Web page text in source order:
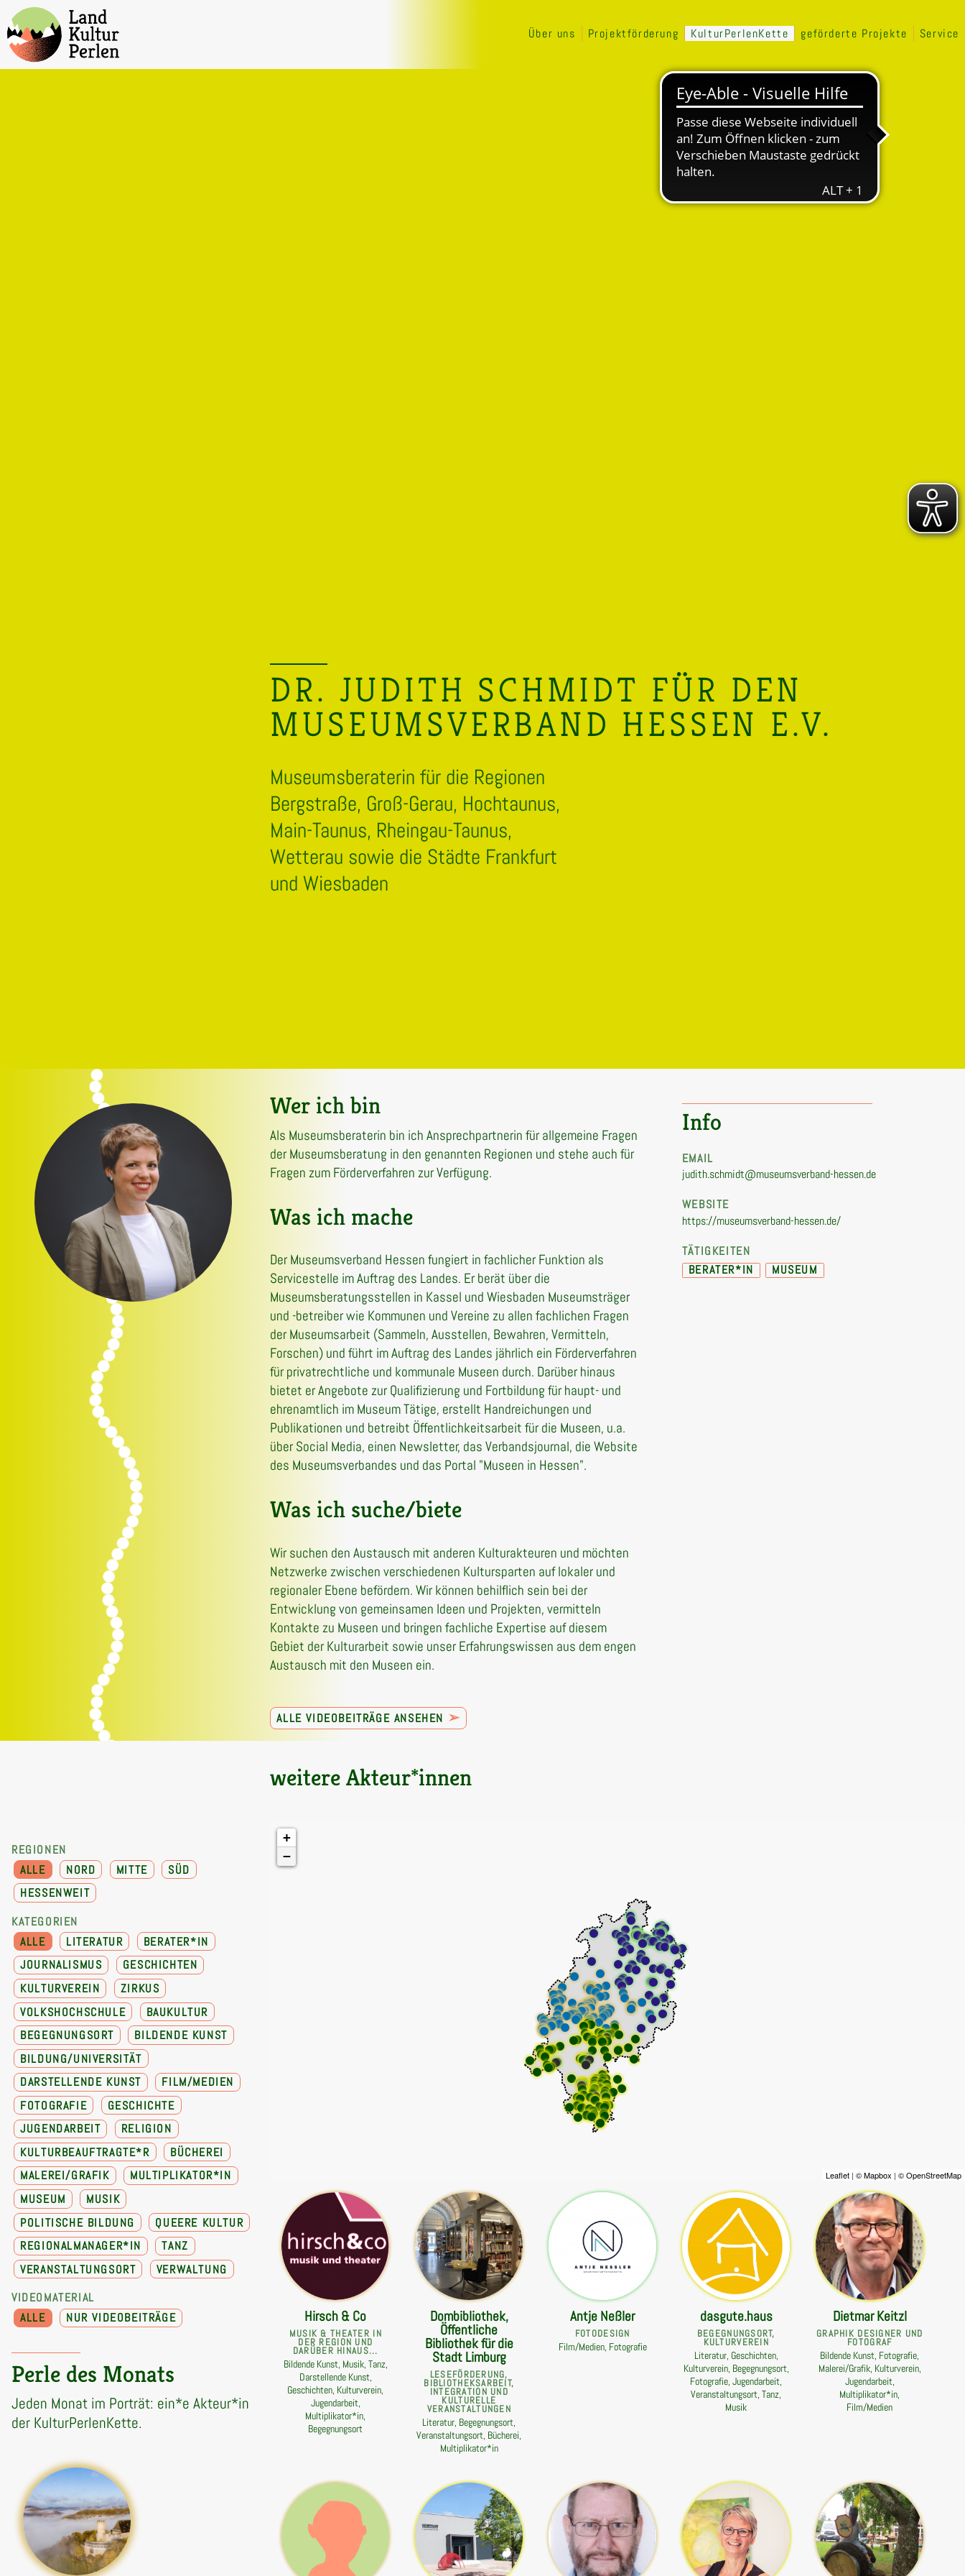
Über uns Projektförderung KulturPerlenKette geförderte Projekte Service
DR. JUDITH SCHMIDT FÜR DEN
MUSEUMSVERBAND HESSEN E.V.
Museumsberaterin für die Regionen
Bergstraße, Groß-Gerau, Hochtaunus,
Main-Taunus, Rheingau-Taunus,
Wetterau sowie die Städte Frankfurt
und Wiesbaden
Wer ich bin
Als Museumsberaterin bin ich Ansprechpartnerin für allgemeine Fragen
der Museumsberatung in den genannten Regionen und stehe auch für
Fragen zum Förderverfahren zur Verfügung.
Was ich mache
Der Museumsverband Hessen fungiert in fachlicher Funktion als
Servicestelle im Auftrag des Landes. Er berät über die
Museumsberatungsstellen in Kassel und Wiesbaden Museumsträger
und -betreiber wie Kommunen und Vereine zu allen fachlichen Fragen
der Museumsarbeit (Sammeln, Ausstellen, Bewahren, Vermitteln,
Forschen) und führt im Auftrag des Landes jährlich ein Förderverfahren
für privatrechtliche und kommunale Museen durch. Darüber hinaus
bietet er Angebote zur Qualifizierung und Fortbildung für haupt- und
ehrenamtlich im Museum Tätige, erstellt Handreichungen und
Publikationen und betreibt Öffentlichkeitsarbeit für die Museen, u.a.
über Social Media, einen Newsletter, das Verbandsjournal, die Website
des Museumsverbandes und das Portal "Museen in Hessen".
Was ich suche/biete
Wir suchen den Austausch mit anderen Kulturakteuren und möchten
Netzwerke zwischen verschiedenen Kultursparten auf lokaler und
regionaler Ebene befördern. Wir können behilflich sein bei der
Entwicklung von gemeinsamen Ideen und Projekten, vermitteln
Kontakte zu Museen und bringen fachliche Expertise auf diesem
Gebiet der Kulturarbeit sowie unser Erfahrungswissen aus dem engen
Austausch mit den Museen ein.
ALLE VIDEOBEITRÄGE ANSEHEN ➢
Info
EMAIL
judith.schmidt@museumsverband-hessen.de
WEBSITE
https://museumsverband-hessen.de/
TÄTIGKEITEN
BERATER*IN
MUSEUM
weitere Akteur*innen
REGIONEN
ALLE
NORD MITTE
SÜD
HESSENWEIT
KATEGORIEN
ALLE
LITERATUR
BERATER*IN
JOURNALISMUS
GESCHICHTEN
KULTURVEREIN
ZIRKUS
VOLKSHOCHSCHULE
BAUKULTUR
BEGEGNUNGSORT
BILDENDE KUNST
BILDUNG/UNIVERSITÄT
DARSTELLENDE KUNST
FILM/MEDIEN
FOTOGRAFIE
GESCHICHTE
JUGENDARBEIT
RELIGION
KULTURBEAUFTRAGTE*R
BÜCHEREI
MALEREI/GRAFIK
MULTIPLIKATOR*IN
MUSEUM
MUSIK
POLITISCHE BILDUNG
QUEERE KULTUR
REGIONALMANAGER*IN
TANZ
VERANSTALTUNGSORT
VERWALTUNG
VIDEOMATERIAL
ALLE
NUR VIDEOBEITRÄGE
Perle des Monats
Jeden Monat im Porträt: ein*e Akteur*in
der KulturPerlenKette.
+
−
Leaflet | © Mapbox | © OpenStreetMap
Hirsch & Co
MUSIK & THEATER IN
DER REGION UND
DARÜBER HINAUS...
Bildende Kunst, Musik, Tanz,
Darstellende Kunst,
Geschichten, Kulturverein,
Jugendarbeit,
Multiplikator*in,
Begegnungsort
Dombibliothek,
Öffentliche
Bibliothek für die
Stadt Limburg
LESEFÖRDERUNG,
BIBLIOTHEKSARBEIT,
INTEGRATION UND
KULTURELLE
VERANSTALTUNGEN
Literatur, Begegnungsort,
Veranstaltungsort, Bücherei,
Multiplikator*in
Antje Neßler
FOTODESIGN
Film/Medien, Fotografie
dasgute.haus
BEGEGNUNGSORT,
KULTURVEREIN
Literatur, Geschichten,
Kulturverein, Begegnungsort,
Fotografie, Jugendarbeit,
Veranstaltungsort, Tanz,
Musik
Dietmar Keitzl
GRAPHIK DESIGNER UND
FOTOGRAF
Bildende Kunst, Fotografie,
Malerei/Grafik, Kulturverein,
Jugendarbeit,
Multiplikator*in,
Film/Medien